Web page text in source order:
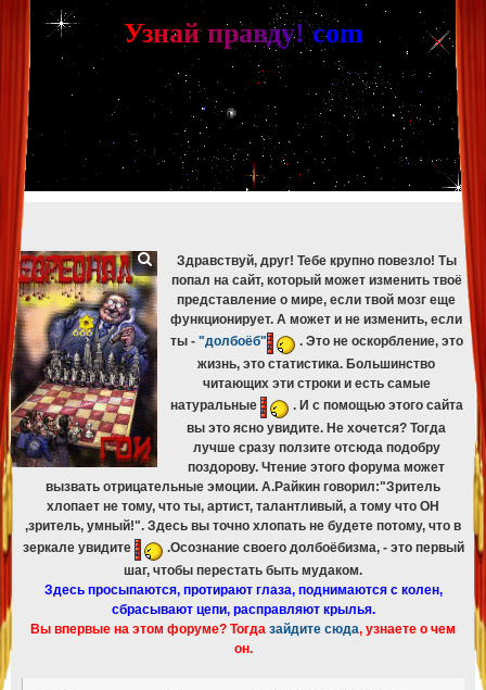
[phpBB Debug] PHP Warning : in file [ROOT]/phpbb/db/driver/mysqli.php
mysqli_fetch_assoc(): Couldn't fetch mysqli_result
[phpBB Debug] PHP Warning: in file[ROOT]/phpbb/db/driver/mysqli.php 329
mysqli_free_result(): Couldn't fetch mysqli_result
[phpBB Debug] PHP Warning
[ROOT]/phpbb/db/driver/mysqli.php on line 265
mysqli_fetch_assoc(): Couldn't fetch mysqli_result
[phpBB Debug] PHP Warning
: in file [ROOT]/phpbb/db/driver/mysqli.php on line329
mysqli_free_result(): Couldn't fetch mysqli_result
[phpBB Debug] PHP Warning: in file [ROOT]/phpbb/db/driver/mysqli.php on line 265
mysqli_fetch_assoc(): Couldn't fetch mysqli_result
[phpBB Debug] PHP Warning
[ROOT]/phpbb/db/driver/mysqli.php on line329:
mysqli_free_result(): Couldn't fetch mysqli_result
[phpBB Debug] PHP Warning
: in file [ROOT]/phpbb/db/driver/mysqli.php on line 265
mysqli_fetch_assoc(): Couldn't fetch mysqli_result
[phpBB Debug] PHP Warning
[ROOT]/phpbb/db/driver/mysqli.php
mysqli_free_result(): Couldn't fetch mysqli_result
Узнай правду! com
Здравствуй, друг! Тебе крупно повезло! Ты
попал на сайт, который может изменить твоё
представление о мире, если твой мозг еще
функционирует. А может и не изменить, если
ты - "долбоёб"
. Это не оскорбление, это
жизнь, это статистика. Большинство
читающих эти строки и есть самые
натуральные
. И с помощью этого сайта
вы это ясно увидите. Не хочется? Тогда
лучше сразу ползите отсюда подобру
поздорову. Чтение этого форума может
вызвать отрицательные эмоции. А.Райкин говорил:"Зритель
хлопает не тому, что ты, артист, талантливый, а тому что ОН
,зритель, умный!". Здесь вы точно хлопать не будете потому, что в
зеркале увидите
.Осознание своего долбоёбизма, - это первый
шаг, чтобы перестать быть мудаком.
Здесь просыпаются, протирают глаза, поднимаются с колен,
сбрасывают цепи, расправляют крылья.
Вы впервые на этом форуме? Тогда зайдите сюда, узнаете о чем
он.